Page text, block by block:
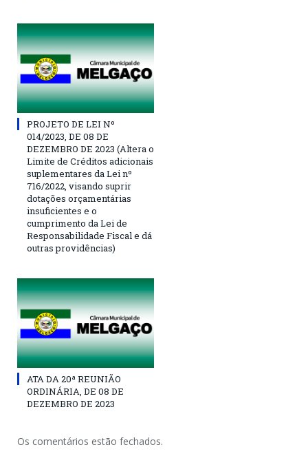
PROJETO DE LEI Nº
014/2023, DE 08 DE
DEZEMBRO DE 2023 (Altera o
Limite de Créditos adicionais
suplementares da Lei nº
716/2022, visando suprir
dotações orçamentárias
insuficientes e o
cumprimento da Lei de
Responsabilidade Fiscal e dá
outras providências)
ATA DA 20ª REUNIÃO
ORDINÁRIA, DE 08 DE
DEZEMBRO DE 2023
Os comentários estão fechados.